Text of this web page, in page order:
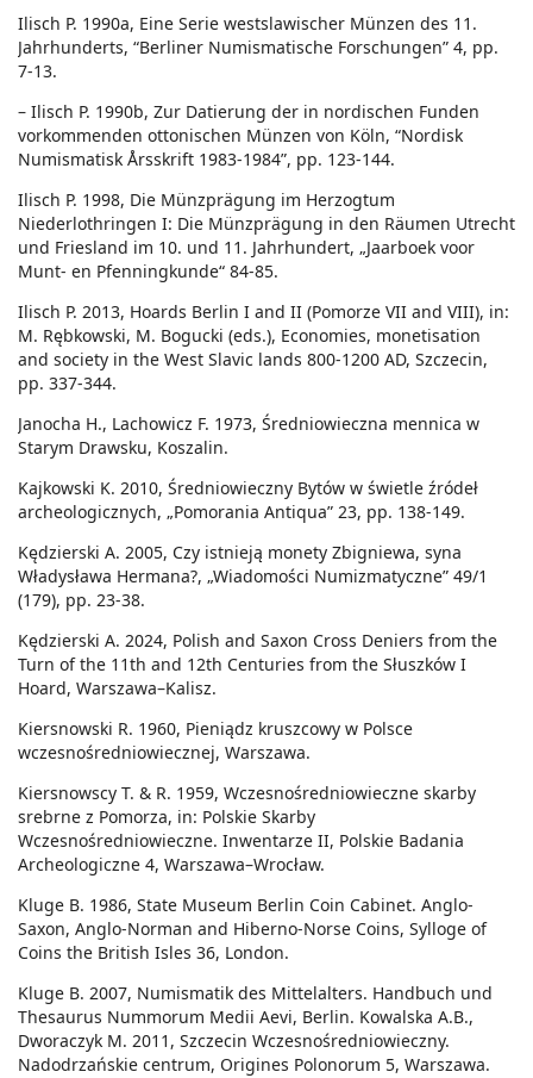
Ilisch P. 1990a, Eine Serie westslawischer Münzen des 11.
Jahrhunderts, “Berliner Numismatische Forschungen” 4, pp.
7-13.
– Ilisch P. 1990b, Zur Datierung der in nordischen Funden
vorkommenden ottonischen Münzen von Köln, “Nordisk
Numismatisk Årsskrift 1983-1984”, pp. 123-144.
Ilisch P. 1998, Die Münzprägung im Herzogtum
Niederlothringen I: Die Münzprägung in den Räumen Utrecht
und Friesland im 10. und 11. Jahrhundert, „Jaarboek voor
Munt- en Pfenningkunde“ 84-85.
Ilisch P. 2013, Hoards Berlin I and II (Pomorze VII and VIII), in:
M. Rębkowski, M. Bogucki (eds.), Economies, monetisation
and society in the West Slavic lands 800-1200 AD, Szczecin,
pp. 337-344.
Janocha H., Lachowicz F. 1973, Średniowieczna mennica w
Starym Drawsku, Koszalin.
Kajkowski K. 2010, Średniowieczny Bytów w świetle źródeł
archeologicznych, „Pomorania Antiqua” 23, pp. 138-149.
Kędzierski A. 2005, Czy istnieją monety Zbigniewa, syna
Władysława Hermana?, „Wiadomości Numizmatyczne” 49/1
(179), pp. 23-38.
Kędzierski A. 2024, Polish and Saxon Cross Deniers from the
Turn of the 11th and 12th Centuries from the Słuszków I
Hoard, Warszawa–Kalisz.
Kiersnowski R. 1960, Pieniądz kruszcowy w Polsce
wczesnośredniowiecznej, Warszawa.
Kiersnowscy T. & R. 1959, Wczesnośredniowieczne skarby
srebrne z Pomorza, in: Polskie Skarby
Wczesnośredniowieczne. Inwentarze II, Polskie Badania
Archeologiczne 4, Warszawa–Wrocław.
Kluge B. 1986, State Museum Berlin Coin Cabinet. Anglo-
Saxon, Anglo-Norman and Hiberno-Norse Coins, Sylloge of
Coins the British Isles 36, London.
Kluge B. 2007, Numismatik des Mittelalters. Handbuch und
Thesaurus Nummorum Medii Aevi, Berlin. Kowalska A.B.,
Dworaczyk M. 2011, Szczecin Wczesnośredniowieczny.
Nadodrzańskie centrum, Origines Polonorum 5, Warszawa.